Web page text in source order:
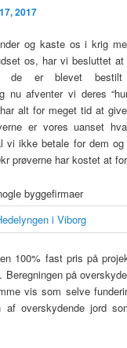
2017
og kaste os i krig
os, har vi besluttet
de er blevet
nu afventer vi deres
alt for meget tid at
er vores uanset
vi ikke betale for dem
prøverne har kostet at
byggefirmaer
100% fast pris på
Beregningen på
vis som selve
af overskydende jord